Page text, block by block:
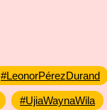
#LeonorPérezDurand
#UjiaWaynaWila